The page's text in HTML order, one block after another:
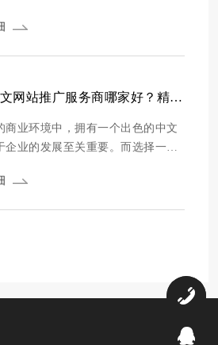
建站公司，对于企业来说至关重
立强有力的在线存在。 首先，明
寻找外贸建站公司的第一步。在开
2026中文网站推广服务商哪家好？精选十家专业GEO推广服务商推荐
商业环境中，拥有一个出色的中文
企业的发展至关重要。而选择一家
拓展市场的关键一步。为了帮助企